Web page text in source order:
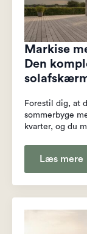
Markise
Den
Forestil dig, at
sommerbyge
kvarter, og du
Læs mere